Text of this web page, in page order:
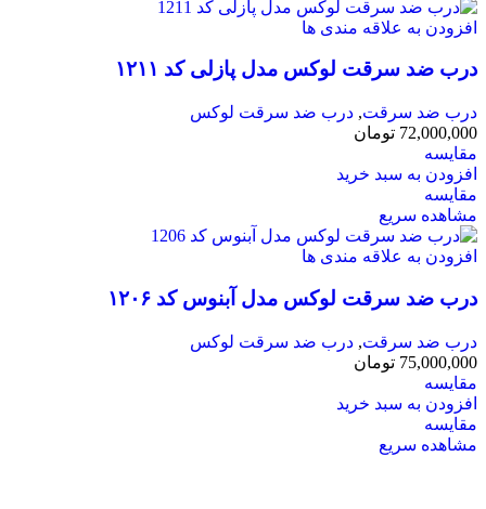
افزودن به علاقه مندی ها
درب ضد سرقت لوکس مدل پازلی کد ۱۲۱۱
درب ضد سرقت, درب ضد سرقت لوکس
72,000,000 تومان
مقایسه
افزودن به سبد خرید
مقایسه
مشاهده سریع
افزودن به علاقه مندی ها
درب ضد سرقت لوکس مدل آبنوس کد ۱۲۰۶
درب ضد سرقت, درب ضد سرقت لوکس
75,000,000 تومان
مقایسه
افزودن به سبد خرید
مقایسه
مشاهده سریع